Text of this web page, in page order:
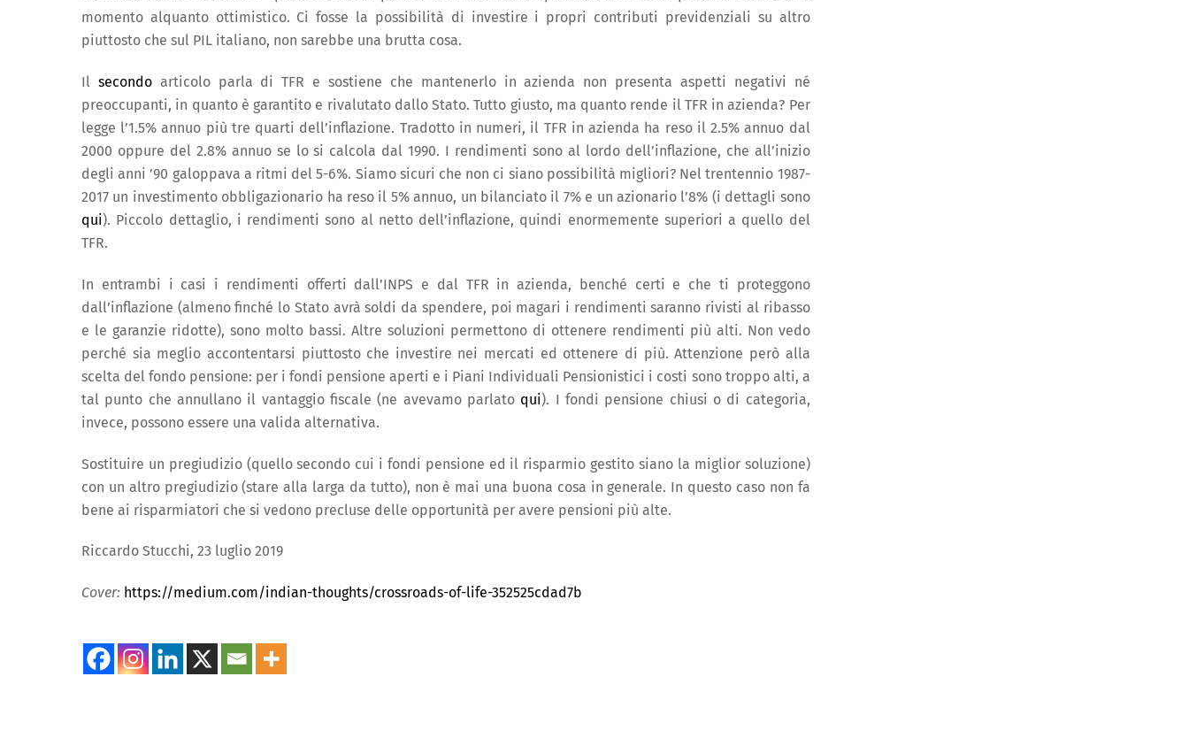
momento alquanto ottimistico. Ci fosse la possibilità di investire i propri contributi previdenziali su altro
piuttosto che sul PIL italiano, non sarebbe una brutta cosa.
Il secondoarticolo parla di TFR e sostiene che mantenerlo in azienda non presenta aspetti negativi né
preoccupanti, in quanto è garantito e rivalutato dallo Stato. Tutto giusto, ma quanto rende il TFR in azienda? Per
legge l’1.5% annuo più tre quarti dell’inflazione. Tradotto in numeri, il TFR in azienda ha reso il 2.5% annuo dal
2000 oppure del 2.8% annuo se lo si calcola dal 1990. I rendimenti sono al lordo dell’inflazione, che all’inizio
degli anni ’90 galoppava a ritmi del 5-6%. Siamo sicuri che non ci siano possibilità migliori? Nel trentennio 1987-
2017 un investimento obbligazionario ha reso il 5% annuo, un bilanciato il 7% e un azionario l’8% (i dettagli sono
qui). Piccolo dettaglio, i rendimenti sono al netto dell’inflazione, quindi enormemente superiori a quello del
TFR.
In entrambi i casi i rendimenti offerti dall’INPS e dal TFR in azienda, benché certi e che ti proteggono
dall’inflazione (almeno finché lo Stato avrà soldi da spendere, poi magari i rendimenti saranno rivisti al ribasso
e le garanzie ridotte), sono molto bassi. Altre soluzioni permettono di ottenere rendimenti più alti. Non vedo
perché sia meglio accontentarsi piuttosto che investire nei mercati ed ottenere di più. Attenzione però alla
scelta del fondo pensione: per i fondi pensione aperti e i Piani Individuali Pensionistici i costi sono troppo alti, a
tal punto che annullano il vantaggio fiscale (ne avevamo parlato qui). I fondi pensione chiusi o di categoria,
invece, possono essere una valida alternativa.
Sostituire un pregiudizio (quello secondo cui i fondi pensione ed il risparmio gestito siano la miglior soluzione)
con un altro pregiudizio (stare alla larga da tutto), non è mai una buona cosa in generale. In questo caso non fa
bene ai risparmiatori che si vedono precluse delle opportunità per avere pensioni più alte.
Riccardo Stucchi, 23 luglio 2019
Cover: https://medium.com/indian-thoughts/crossroads-of-life-352525cdad7b